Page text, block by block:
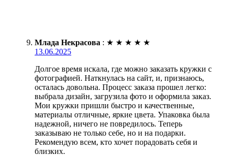
Млада Некрасова : ★ ★ ★ ★ ★
13.06.2025
Долгое время искала, где можно заказать кружки с
фотографией. Наткнулась на сайт, и, признаюсь,
осталась довольна. Процесс заказа прошел легко:
выбрала дизайн, загрузила фото и оформила заказ.
Мои кружки пришли быстро и качественные,
материалы отличные, яркие цвета. Упаковка была
надежной, ничего не повредилось. Теперь
заказываю не только себе, но и на подарки.
Рекомендую всем, кто хочет порадовать себя и
близких.